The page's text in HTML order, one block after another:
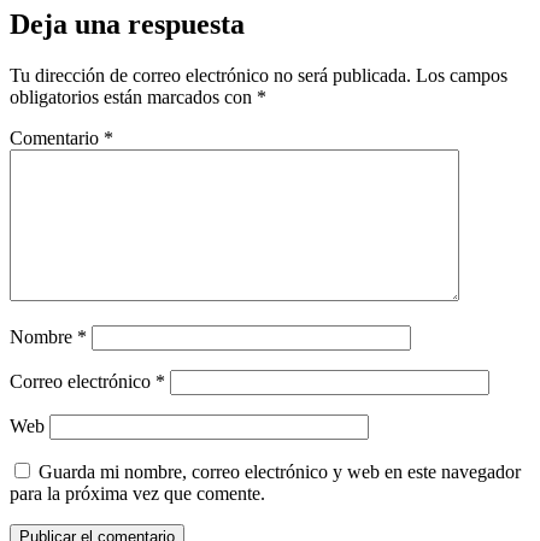
Deja una respuesta
Tu dirección de correo electrónico no será publicada. Los campos
obligatorios están marcados con *
Comentario *
Nombre *
Correo electrónico *
Web
Guarda mi nombre, correo electrónico y web en este navegador
para la próxima vez que comente.